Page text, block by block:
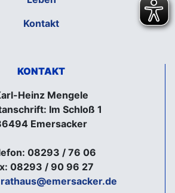
Kontakt
KONTAKT
Heinz Mengele
Im Schloß 1
Emersacker
08293 / 76 06
08293 / 90 96 27
rathaus@emersacker.de